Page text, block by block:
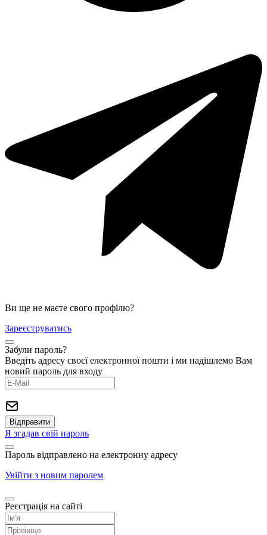
Ви ще не маєте свого профілю?
Зареєструватись
Забули пароль?
Введіть адресу своєї електронної пошти і ми надішлемо Вам
новий пароль для входу
Я згадав свій пароль
Пароль відправлено на електронну адресу
Увійти з новим паролем
Реєстрація на сайті